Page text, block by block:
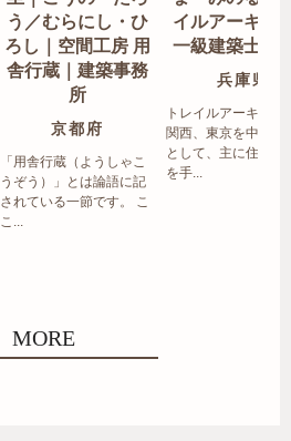
う／むらにし・ひ
ろし｜空間工房 用
舎行蔵｜建築事務
所
京都府
「用舎行蔵（ようしゃこ
うぞう）」とは論語に記
されている一節です。 こ
こ...
イルアーキテ
一級建築士事
兵庫県
トレイルアーキテク
関西、東京を中心エ
として、主に住宅の
を手...
MORE